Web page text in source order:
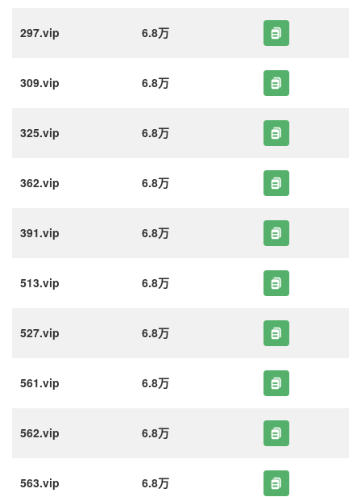
297.vip 6.8万
309.vip 6.8万
325.vip 6.8万
362.vip 6.8万
391.vip 6.8万
513.vip 6.8万
527.vip 6.8万
561.vip 6.8万
562.vip 6.8万
563.vip 6.8万